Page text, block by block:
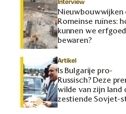
Interview
Nieuwbouwwijken
Romeinse ruïnes:
kunnen we erfgoed
bewaren?
Artikel
Is Bulgarije pro-
Russisch? Deze
wilde van zijn land
zestiende Sovjet-
maken